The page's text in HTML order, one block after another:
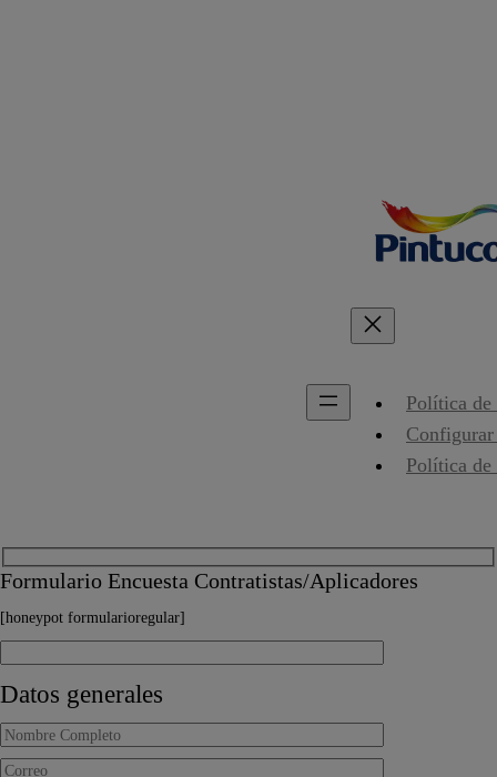
Política de
Política
Formulario Encuesta Contratistas/Aplicadores
[honeypot formularioregular]
Datos generales